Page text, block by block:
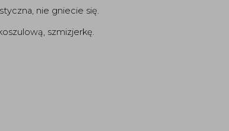
nie gniecie się.
szmizjerkę.